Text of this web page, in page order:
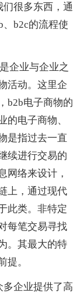
很多东西，通
b2c的流程使
企业与企业之
活动。这里企
b2b电子商物的
的电子商物、
是指过去一直
续进行交易的
网络来设计，
上，通过现代
此类。非特定
每笔交易寻找
。其最大的特
提。
企业提供了高